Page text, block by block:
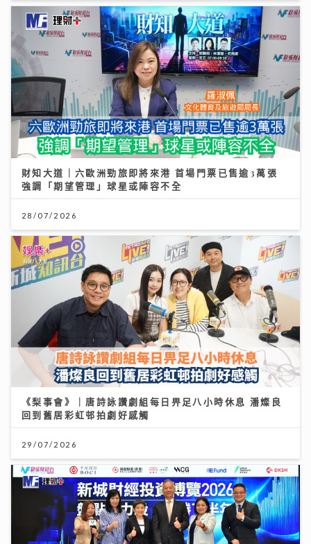
財知大道｜六歐洲勁旅即將來港 首場門票已售逾3萬張
強調「期望管理」球星或陣容不全
28/07/2026
《梨事會》｜唐詩詠讚劇組每日畀足八小時休息 潘燦良
回到舊居彩虹邨拍劇好感觸
29/07/2026